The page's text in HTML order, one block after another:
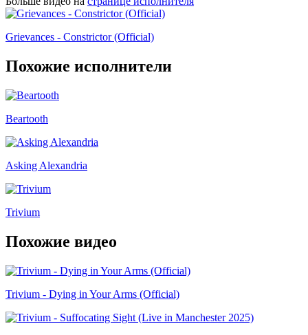
Grievances - Constrictor (Official)
Похожие исполнители
Beartooth
Asking Alexandria
Trivium
Похожие видео
Trivium - Dying in Your Arms (Official)